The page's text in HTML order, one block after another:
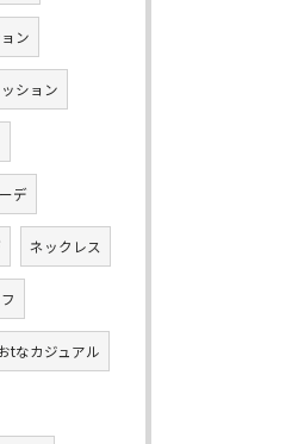
ン
ション
デ
ネックレス
tなカジュアル